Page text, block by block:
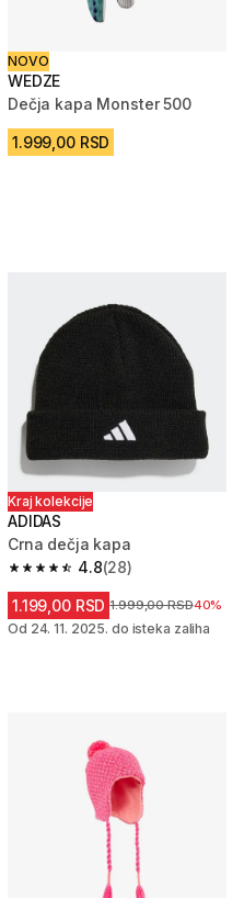
NOVO
WEDZE
Dečja kapa Monster 500
1.999,00 RSD
Kraj kolekcije
ADIDAS
Crna dečja kapa
4.8
4.8 od 5 zvezdica from 28
(28)
1.199,00 RSD Cena pre sniženja
1.999,00 RSD40%
Od 24. 11. 2025. do isteka zaliha